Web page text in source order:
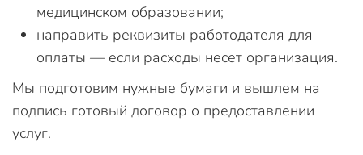
медицинском образовании;
направить реквизиты работодателя для
оплаты — если расходы несет организация.
Мы подготовим нужные бумаги и вышлем на
подпись готовый договор о предоставлении
услуг.